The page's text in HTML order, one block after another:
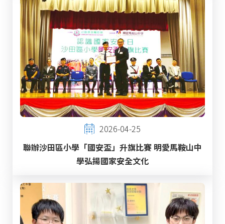
2026-04-25
聯辦沙田區小學「國安盃」升旗比賽 明愛馬鞍山中
學弘揚國家安全文化